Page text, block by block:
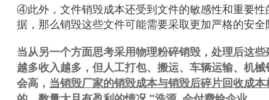
④此外，文件销毁成本还受到文件的敏感性和重要
据，那么销毁这些文件可能需要采取更加严格的安
当从另一个方面思考采用物理粉碎销毁，处理后这
越多收入越多，但人工打包、搬运、车辆运输、机
会高， 当销毁厂家的销毁成本与销毁后碎片回收成